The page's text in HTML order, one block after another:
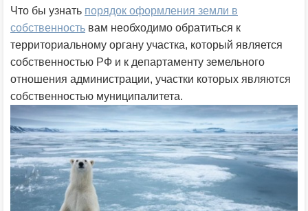
Что бы узнать порядок оформления земли в
собственность вам необходимо обратиться к
территориальному органу участка, который является
собственностью РФ и к департаменту земельного
отношения администрации, участки которых являются
собственностью муниципалитета.